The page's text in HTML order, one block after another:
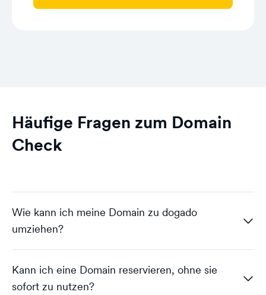
Häufige Fragen zum Domain
Check
Wie kann ich meine Domain zu dogado
umziehen?
Kann ich eine Domain reservieren, ohne sie
sofort zu nutzen?